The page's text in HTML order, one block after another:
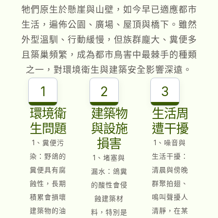
牠們原生於懸崖與山壁，如今早已適應都市
生活，遍佈公園、廣場、屋頂與橋下。雖然
外型溫馴、行動緩慢，但族群龐大、糞便多
且築巢頻繁，成為都市鳥害中最棘手的種類
之一，對環境衛生與建築安全影響深遠。
1
環境衛
生問題
1、糞便污
染：野鴿的
糞便具有腐
蝕性，長期
積累會損壞
建築物的油
2
建築物
與設施
損害
1、堵塞與
漏水：鴿糞
的酸性會侵
蝕建築材
料，特別是
3
生活周
遭干擾
1、噪音與
生活干擾：
清晨與傍晚
群聚拍翅、
鳴叫聲擾人
清靜，在某